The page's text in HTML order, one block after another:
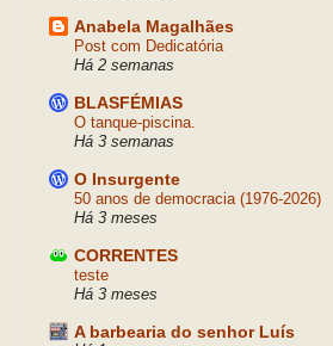
Anabela Magalhães
Post com Dedicatória
Há 2 semanas
BLASFÉMIAS
O tanque-piscina.
Há 3 semanas
O Insurgente
50 anos de democracia (1976-2026)
Há 3 meses
CORRENTES
teste
Há 3 meses
A barbearia do senhor Luís